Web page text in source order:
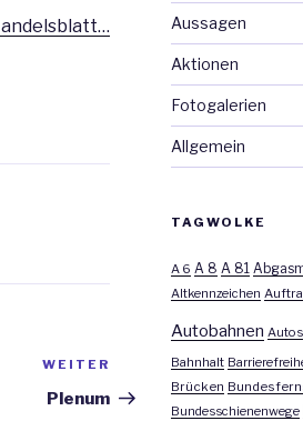
Nächster
Beitrag
WEITER
Plenum
Aussagen
Aktionen
Fotogalerien
Allgemein
TAGWOLKE
A 6 A 8 A 81
Altkennzeichen
Autobahnen Autos
Bahnhalt
Brücken
Bundesschienenwege